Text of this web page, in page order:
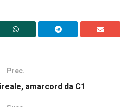
Prec.
amarcord da C1